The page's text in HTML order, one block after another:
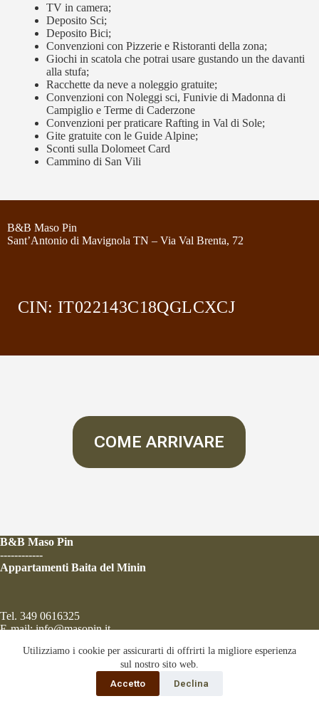
Utilizziamo i cookie per assicurarti di offrirti la migliore esperienza
sul nostro sito web.
Accetto
Declina
TV in camera;
Deposito Sci;
Deposito Bici;
Convenzioni con Pizzerie e Ristoranti della zona;
Giochi in scatola che potrai usare gustando un the davanti
alla stufa;
Racchette da neve a noleggio gratuite;
Convenzioni con Noleggi sci, Funivie di Madonna di
Campiglio e Terme di Caderzone
Convenzioni per praticare Rafting in Val di Sole;
Gite gratuite con le Guide Alpine;
Sconti sulla Dolomeet Card
Cammino di San Vili
B&B Maso Pin
Sant’Antonio di Mavignola TN – Via Val Brenta, 72
CIN: IT022143C18QGLCXCJ
COME ARRIVARE
B&B Maso Pin
------------
Appartamenti Baita del Minin
Tel. 349 0616325
E-mail:info@masopin.it